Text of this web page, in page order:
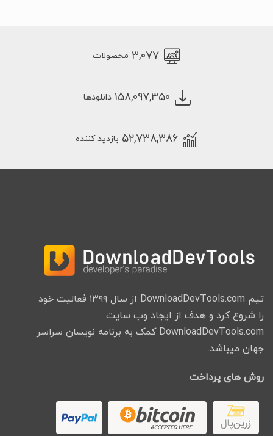
۳,۰۷۷ محصولات
۱۵۸,۰۹۷,۳۵۰ دانلودها
۵۲,۷۳۸,۳۸۶ بازدید کننده
تیم DownloadDevTools.com از سال ۱۳۹۹ فعالیت خود
را شروع کرد و هدف از ایجاد وب سایت
DownloadDevTools.com کمک به برنامه نویسان سراسر
جهان میباشد.
روش های پرداخت